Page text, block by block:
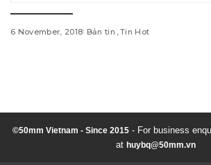
6 November, 2018 Bản tin Tin Hot
n
d
©50mm Vietnam - Since 2015- For business
at huybq@50mm.vn